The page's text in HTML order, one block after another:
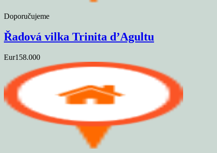
Doporučujeme
Řadová vilka Trinita d’Agultu
Eur158.000